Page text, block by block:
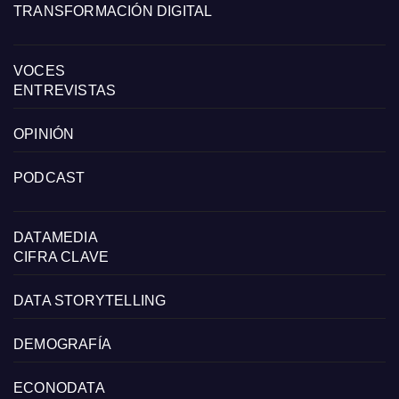
TRANSFORMACIÓN DIGITAL
VOCES
ENTREVISTAS
OPINIÓN
PODCAST
DATAMEDIA
CIFRA CLAVE
DATA STORYTELLING
DEMOGRAFÍA
ECONODATA